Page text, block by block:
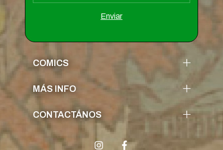
COMICS
MÁS INFO
CONTACTÁNOS